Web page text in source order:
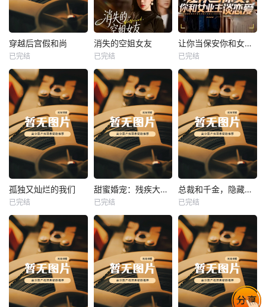
热播
未知
穿越后宫假和尚
已完结
热播
未知
消失的空姐女友
已完结
热播
未知
让你当保安你和女业主谈恋爱
已完结
热播
未知
孤独又灿烂的我们
已完结
热播
未知
甜蜜婚宠：残疾大佬夜夜撩
已完结
热播
未知
总裁和千金，隐藏身份闪婚了
已完结